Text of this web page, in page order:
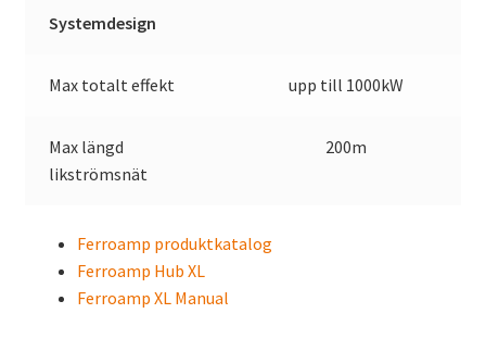
Systemdesign
Max totalt effekt upp till 1000kW
Max längd
likströmsnät
200m
Ferroamp produktkatalog
Ferroamp Hub XL
Ferroamp XL Manual